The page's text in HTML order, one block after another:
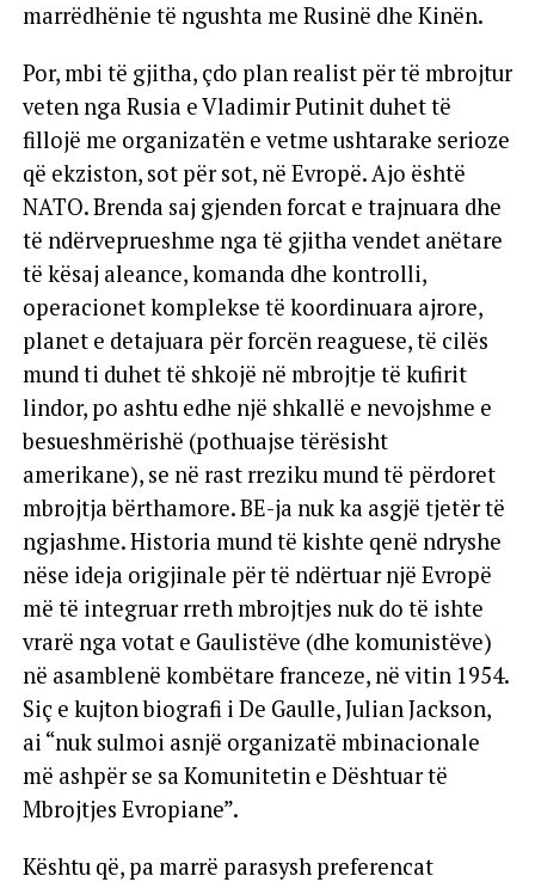
marrëdhënie të ngushta me Rusinë dhe Kinën.
Por, mbi të gjitha, çdo plan realist për të mbrojtur
veten nga Rusia e Vladimir Putinit duhet të
fillojë me organizatën e vetme ushtarake serioze
që ekziston, sot për sot, në Evropë. Ajo është
NATO. Brenda saj gjenden forcat e trajnuara dhe
të ndërveprueshme nga të gjitha vendet anëtare
të kësaj aleance, komanda dhe kontrolli,
operacionet komplekse të koordinuara ajrore,
planet e detajuara për forcën reaguese, të cilës
mund ti duhet të shkojë në mbrojtje të kufirit
lindor, po ashtu edhe një shkallë e nevojshme e
besueshmërishë (pothuajse tërësisht
amerikane), se në rast rreziku mund të përdoret
mbrojtja bërthamore. BE-ja nuk ka asgjë tjetër të
ngjashme. Historia mund të kishte qenë ndryshe
nëse ideja origjinale për të ndërtuar një Evropë
më të integruar rreth mbrojtjes nuk do të ishte
vrarë nga votat e Gaulistëve (dhe komunistëve)
në asamblenë kombëtare franceze, në vitin 1954.
Siç e kujton biografi i De Gaulle, Julian Jackson,
ai “nuk sulmoi asnjë organizatë mbinacionale
më ashpër se sa Komunitetin e Dështuar të
Mbrojtjes Evropiane”.
Kështu që, pa marrë parasysh preferencat